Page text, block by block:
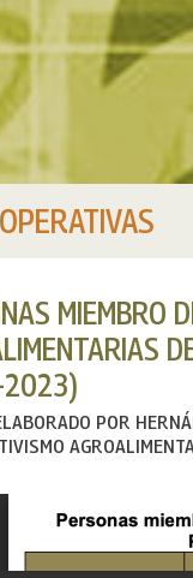
MIEMBRO
POR